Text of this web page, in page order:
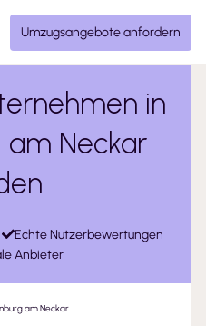
Umzugsangebote anfordern
in
Neckar
Echte Nutzerbewertungen
Anbieter
am Neckar